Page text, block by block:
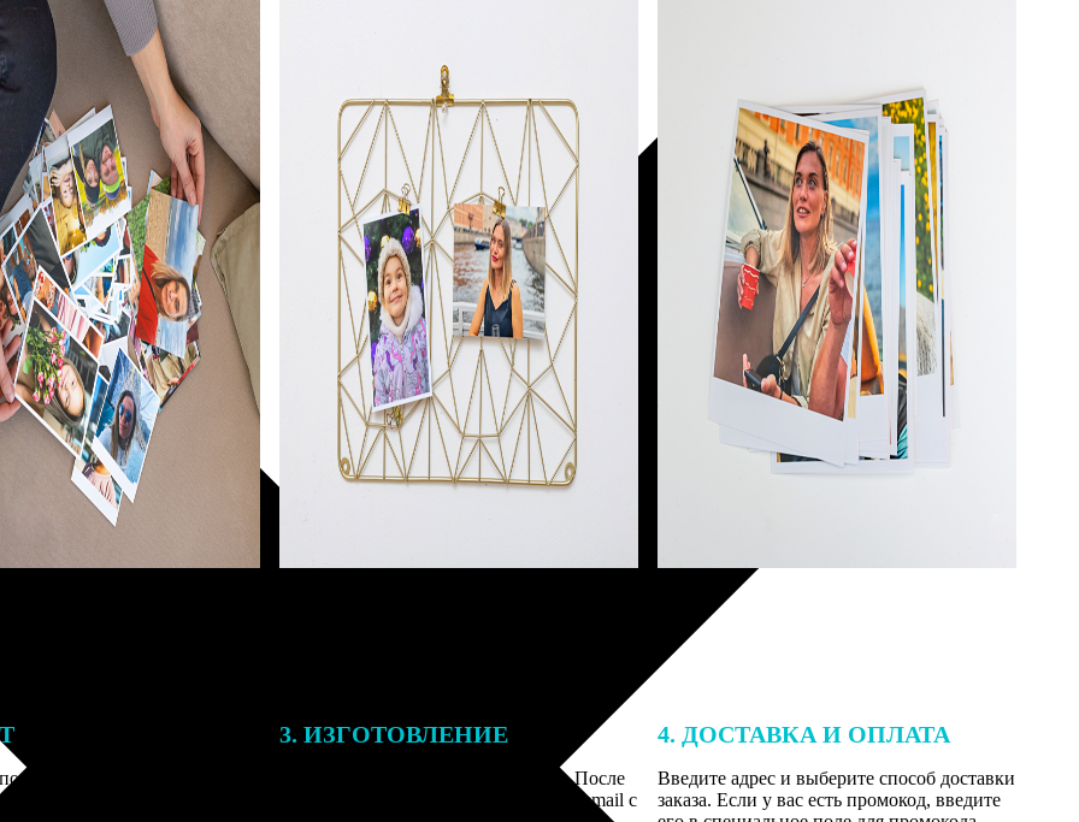
заказа к печати
могут связаться с Вами
3. ИЗГОТОВЛЕНИЕ
Оплатите заказ банковской картой. После
оплаты получите подтверждение на email с
4. ДОСТАВКА И ОПЛАТА
Введите адрес и выберите способ доставки
заказа. Если у вас есть промокод, введите